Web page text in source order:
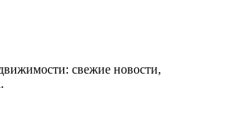
свежие новости,